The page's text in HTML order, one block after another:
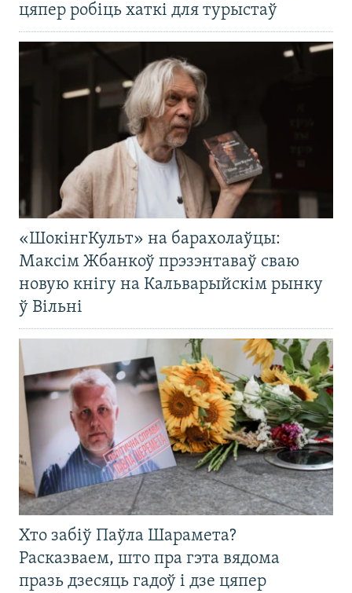
цяпер робіць хаткі для турыстаў
«ШокінгКульт» на барахолаўцы:
Максім Жбанкоў прэзэнтаваў сваю
новую кнігу на Кальварыйскім рынку
ў Вільні
Хто забіў Паўла Шарамета?
Расказваем, што пра гэта вядома
празь дзесяць гадоў і дзе цяпер